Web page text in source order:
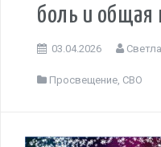
боль и общая
03.04.2026
Просвещение СВО